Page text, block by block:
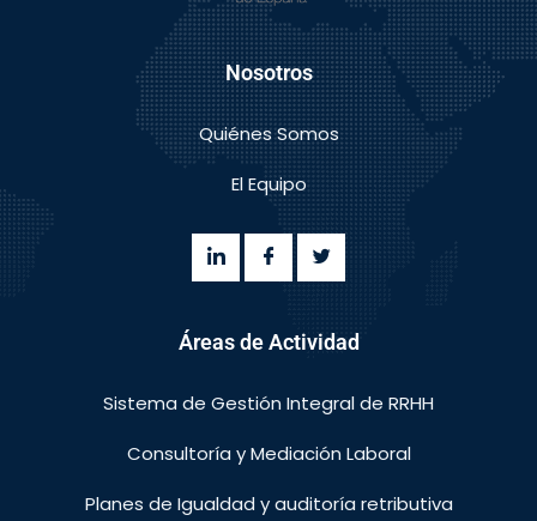
Nosotros
Quiénes Somos
El Equipo
Áreas de Actividad
Sistema de Gestión Integral de RRHH
Consultoría y Mediación Laboral
Planes de Igualdad y auditoría retributiva